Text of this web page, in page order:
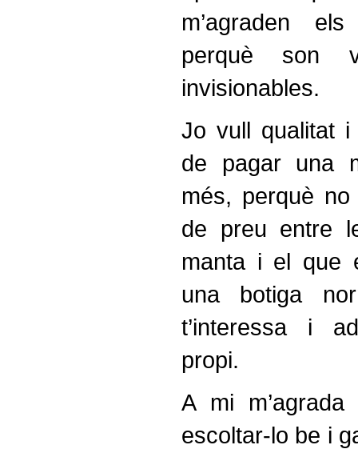
m’agraden
perquè son
invisionables.
Jo vull qualitat i
de pagar una
més, perquè
de preu entre
manta i el que
una botiga
t’interessa i
propi.
A mi
escoltar-lo be i